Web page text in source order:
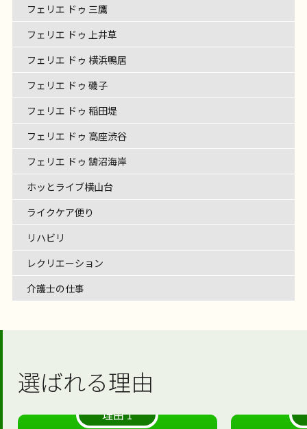
フェリエ ドゥ 三鷹
フェリエ ドゥ 上井草
フェリエ ドゥ 横浜鴨居
フェリエ ドゥ 磯子
フェリエ ドゥ 稲田堤
フェリエ ドゥ 高座渋谷
フェリエ ドゥ 鵠沼海岸
ホッとライブ横山台
ライクケア便り
リハビリ
レクリエーション
介護士の仕事
選ばれる理由
理由 1